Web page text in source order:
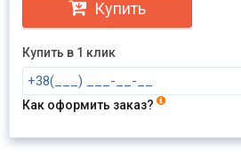
Купить
Купить в 1 клик
Как оформить заказ?